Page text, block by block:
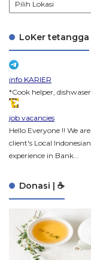
LoKer tetangga
info KARIER
*Cook helper,
job vacancies
Hello Everyone !! We
client's Local
experience in Bank...
Donasi | ☕